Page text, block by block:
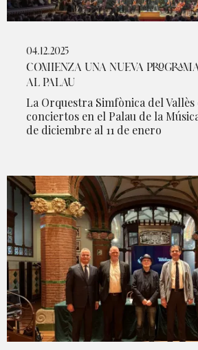
04.12.2025
COMIENZA UNA NUEVA
AL PALAU
La Orquestra Simfònica del
conciertos en el Palau de la
de diciembre al 11 de enero